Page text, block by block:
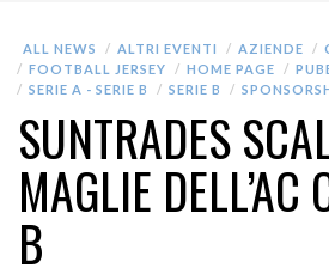
ALL NEWS ALTRI EVENTI AZIENDE
FOOTBALL JERSEY
HOME PAGE
SERIE A - SERIE B
SERIE B
SUNTRADES
MAGLIE DELL’AC
B